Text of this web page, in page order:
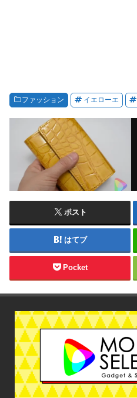
ファッション イエローエ
ポスト
はてブ
Pocket